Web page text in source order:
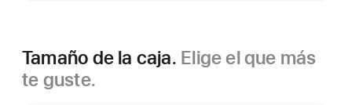
Tamaño de la caja. Elige el que más
te guste.